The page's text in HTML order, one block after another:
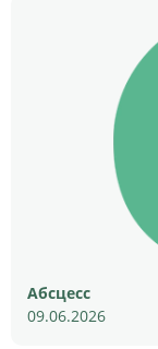
Абсцесс
09.06.2026